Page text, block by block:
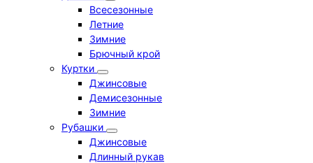
Всесезонные
Летние
Зимние
Брючный крой
Куртки
Джинсовые
Демисезонные
Зимние
Рубашки
Джинсовые
Длинный рукав